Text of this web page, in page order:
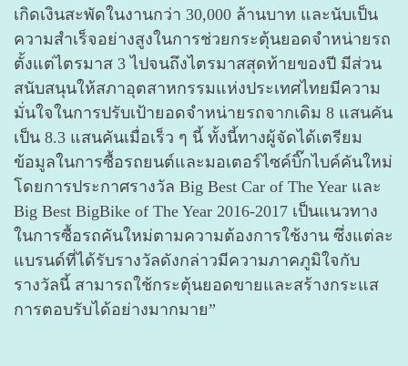
เกิดเงินสะพัดในงานกว่า 30,000 ล้านบาท และนับเป็น
ความสำเร็จอย่างสูงในการช่วยกระตุ้นยอดจำหน่ายรถ
ตั้งแต่ไตรมาส 3 ไปจนถึงไตรมาสสุดท้ายของปี มีส่วน
สนับสนุนให้สภาอุตสาหกรรมแห่งประเทศไทยมีความ
มั่นใจในการปรับเป้ายอดจำหน่ายรถจากเดิม 8 แสนคัน
เป็น 8.3 แสนคันเมื่อเร็ว ๆ นี้ ทั้งนี้ทางผู้จัดได้เตรียม
ข้อมูลในการซื้อรถยนต์และมอเตอร์ไซค์บิ๊กไบค์คันใหม่
โดยการประกาศรางวัล Big Best Car of The Year และ
Big Best BigBike of The Year 2016-2017 เป็นแนวทาง
ในการซื้อรถคันใหม่ตามความต้องการใช้งาน ซึ่งแต่ละ
แบรนด์ที่ได้รับรางวัลดังกล่าวมีความภาคภูมิใจกับ
รางวัลนี้ สามารถใช้กระตุ้นยอดขายและสร้างกระแส
การตอบรับได้อย่างมากมาย”